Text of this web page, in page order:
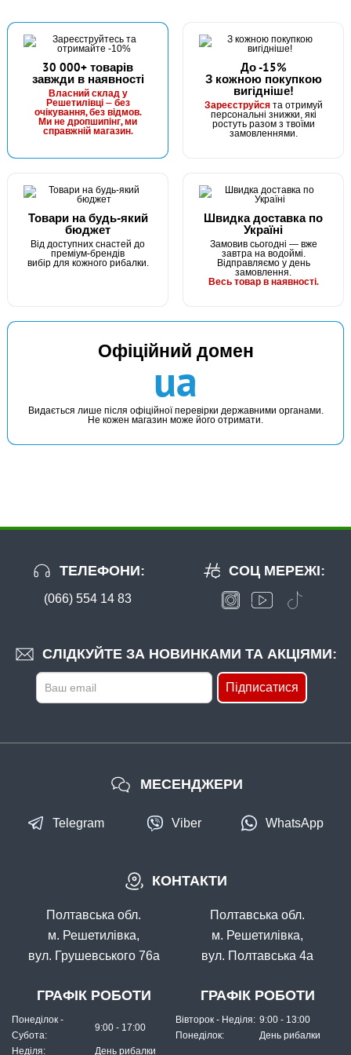
#77045102
В наявності
194 грн 2 шт.
КУПИТИ
Buzz Bar ЄМ на 2 вудилища Basic
КУПИТИ
235 грн
#CPJBB7033
344 грн 2 шт.
КУПИТИ
Буз-бар на 3 вудлища Carp Pro 3 Rod Fixed Buzz Bar 12"
30см алюмiнiй
30 000+ товарів
завжди в наявності
Власний склад у
Решетилівці — без
очікування, без відмов.
Ми не дропшипінг, ми
справжній магазин.
До -15%
З кожною покупкою
вигідніше!
Зареєструйсята отримуй
персональні знижки, які
ростуть разом з твоїми
замовленнями.
Товари на будь-який
бюджет
Від доступних снастей до
преміум-брендів
вибір для кожного рибалки.
Швидка доставка по
Україні
Замовив сьогодні — вже
завтра на водоймі.
Відправляємо у день
замовлення.
Весь товар в наявності.
Офіційний домен
ua
Видається лише після офіційної перевірки державними органами.
Не кожен магазин може його отримати.
ТЕЛЕФОНИ:
(066) 554 14 83
СЛІДКУЙТЕ ЗА НОВИНКАМИ ТА АКЦІЯМИ:
Підписатися
СОЦ МЕРЕЖІ:
КОНТАКТИ
Полтавська обл.
м. Решетилівка,
вул. Грушевського 76а
ГРАФІК РОБОТИ
Понеділок -
Субота:
9:00 - 17:00
Неділя: День рибалки
Полтавська обл.
м. Решетилівка,
вул. Полтавська 4а
ГРАФІК РОБОТИ
Вівторок - Неділя: 9:00 - 13:00
Понеділок:
День рибалки
МЕСЕНДЖЕРИ
Telegram Viber WhatsApp